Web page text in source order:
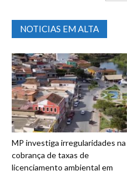
NOTICIAS EM ALTA
MP investiga irregularidades na
cobrança de taxas de
licenciamento ambiental em